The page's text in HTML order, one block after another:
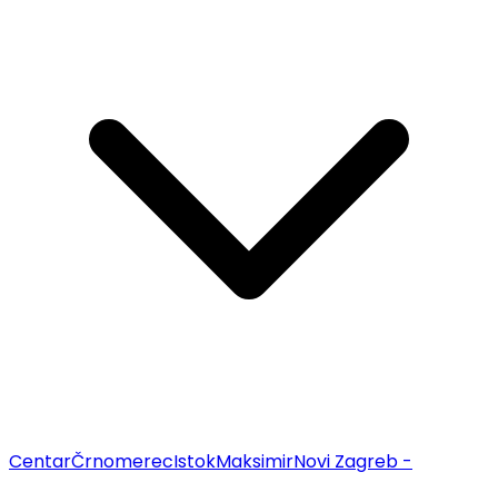
CentarČrnomerecIstokMaksimirNovi Zagreb -